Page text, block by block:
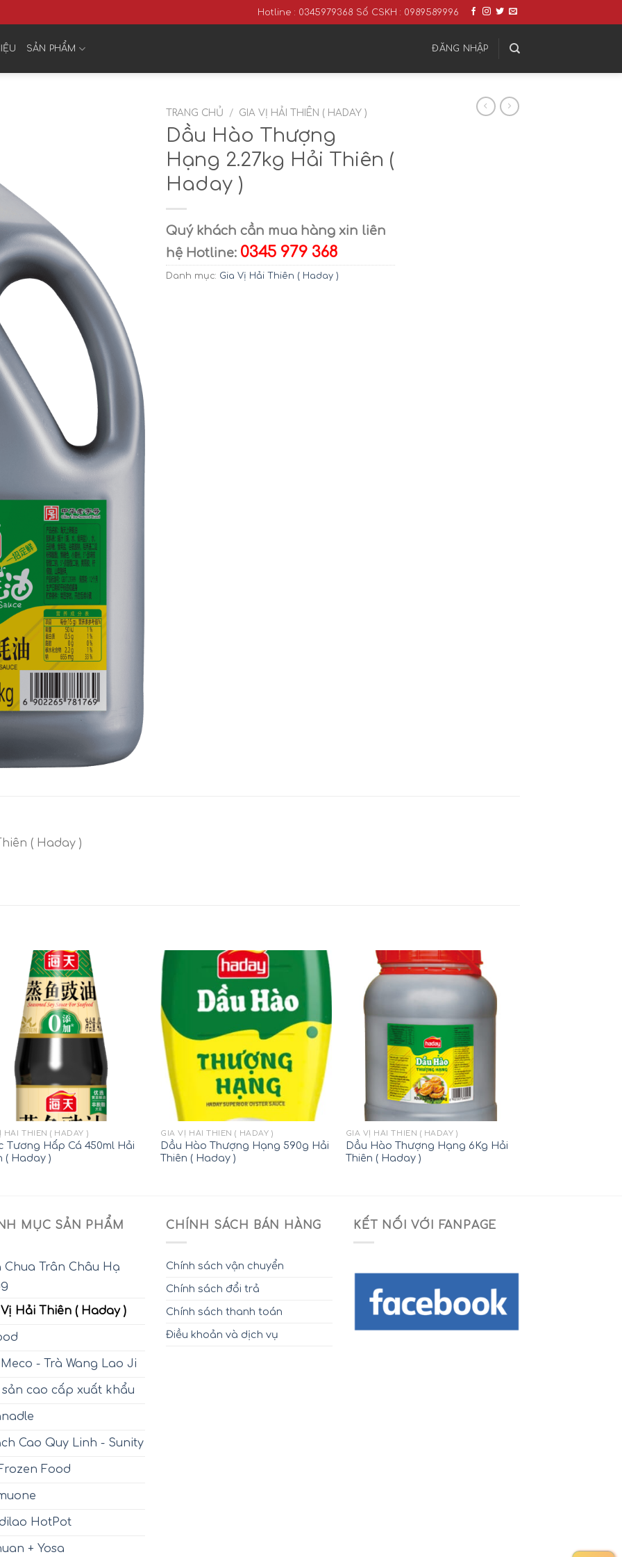
Hotline : 0345979368 Số CSKH : 0989589996
SẢN PHẨM ĐĂNG NHẬP
TRANG CHỦ / GIA VỊ HẢI THIÊN ( HADAY )
Dầu Hào Thượng
Hạng 2.27kg Hải Thiên (
Haday )
Quý khách cần mua hàng xin liên
hệ Hotline: 0345 979 368
Danh mục: Gia Vị Hải Thiên ( Haday )
( Haday )
HẢI THIÊN ( HADAY )
Tương Hấp Cá 450ml Hải
( Haday )
GIA VỊ HẢI THIÊN ( HADAY )
Dầu Hào Thượng Hạng 590g Hải
Thiên ( Haday )
GIA VỊ HẢI THIÊN ( HADAY )
Dầu Hào Thượng Hạng 6Kg Hải
Thiên ( Haday )
MỤC SẢN PHẨM
Chua Trân Châu Hạ
Hải Thiên ( Haday )
- Trà Wang Lao Ji
sản cao cấp xuất khẩu
Cao Quy Linh - Sunity
Food
HotPot
+ Yosa
CHÍNH SÁCH BÁN HÀNG
Chính sách vận chuyển
Chính sách đổi trả
Chính sách thanh toán
Điều khoản và dịch vụ
KẾT NỐI VỚI FANPAGE